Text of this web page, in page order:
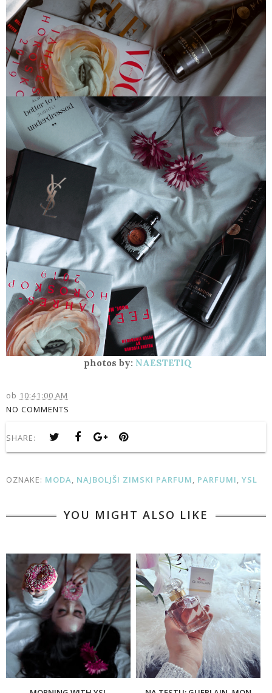
photos by: NAESTETIQ
ob 10:41:00 AM
NO COMMENTS
SHARE:
OZNAKE: MODA, NAJBOLJŠI ZIMSKI PARFUM, PARFUMI, YSL
YOU MIGHT ALSO LIKE